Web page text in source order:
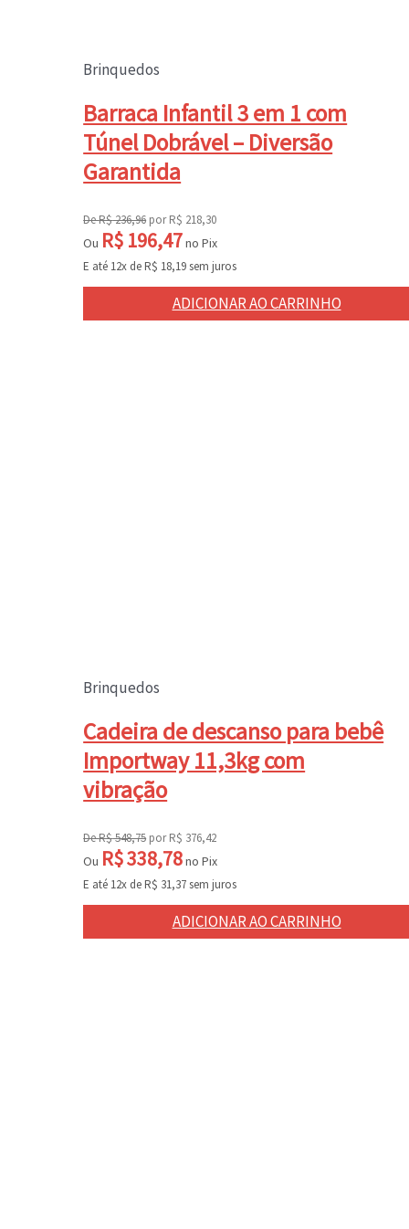
Brinquedos
Barraca Infantil 3 em 1 com
Túnel Dobrável – Diversão
Garantida
DeR$236,96 porR$ 218,30
Ou R$ 196,47no Pix
E até 12x deR$ 18,19sem juros
ADICIONAR AO CARRINHO
Brinquedos
Cadeira de descanso para bebê
Importway 11,3kg com
vibração
DeR$548,75 porR$ 376,42
Ou R$338,78no Pix
E até 12x deR$ 31,37sem juros
ADICIONAR AO CARRINHO